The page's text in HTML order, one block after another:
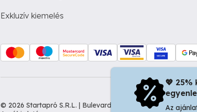
Exkluzív kiemelés
© 2026 Startapró S.R.L. | Bulevardul Dacia nr 34, Oradea
💖
Az